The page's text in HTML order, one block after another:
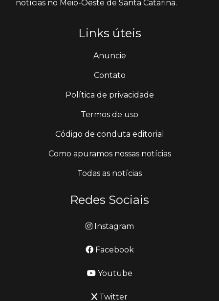
notícias no Meio-Oeste de Santa Catarina.
Links úteis
Anuncie
Contato
Política de privacidade
Termos de uso
Código de conduta editorial
Como apuramos nossas notícias
Todas as notícias
Redes Sociais
Instagram
Facebook
Youtube
Twitter